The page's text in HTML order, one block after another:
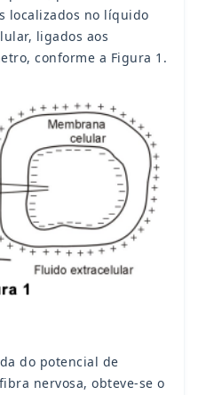
localizados no líquido
ligados aos
conforme a Figura 1.
do potencial de
nervosa, obteve-se o